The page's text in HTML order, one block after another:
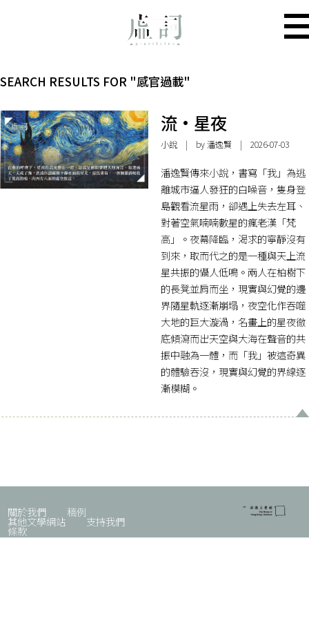
SEARCH RESULTS FOR "感官過載"
流•星夜
小說| by潘逸賢| 2026-07-03
潘逸賢傳來小說，書寫「我」為逃
離城市逼人發狂的白噪音，隻身登
島觀看流星雨，卻遇上失去左耳、
對著空氣喃喃數星的瘋老漢「梵
高」。夜幕降臨，渴求的寧靜沒有
到來，取而代之的是一種與天上流
星共振的懾人低鳴。兩人在柏樹下
的長凳並肩而坐，現實與幻覺的邊
界隨星軌逐漸崩塌，夜空化作吞噬
大地的巨大漩渦，名畫上的星夜徹
底傾瀉而出天空與大海在聲音的共
振中融為一體，而「我」被這奇異
的體驗吞沒，現實與幻覺的界線逐
漸模糊。
關於我們 稿例
其他文學網站 支持我們
條款